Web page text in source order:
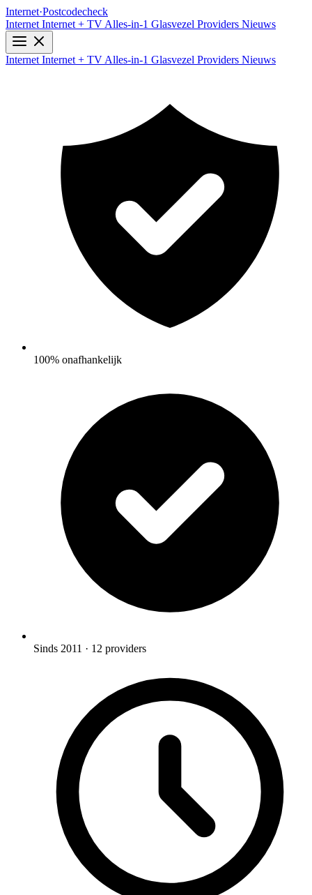
Internet·Postcodecheck
Internet Internet + TV Alles-in-1 Glasvezel Providers Nieuws
Internet Internet + TV Alles-in-1 Glasvezel Providers Nieuws
100% onafhankelijk
Sinds 2011 · 12 providers